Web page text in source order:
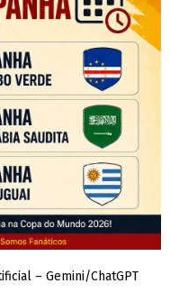
– Gemini/ChatGPT